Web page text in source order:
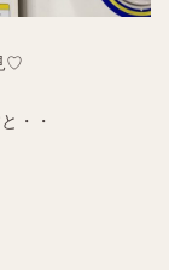
♡
・・